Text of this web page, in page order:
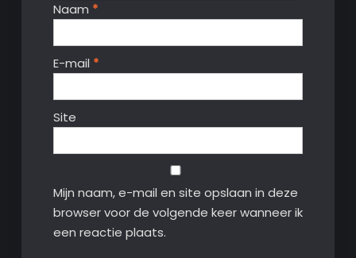
Naam *
E-mail *
Site
Mijn naam, e-mail en site opslaan in deze
browser voor de volgende keer wanneer ik
een reactie plaats.